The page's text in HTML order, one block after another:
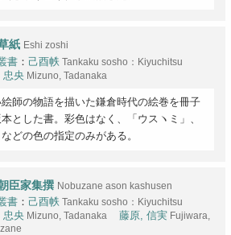
紙 Eshi zoshi
書： 己酉帙 Tankaku sosho：Kiyuchitsu
忠央Mizuno, Tadanaka
師の物語を描いた鎌倉時代の絵巻を冊子
とした書。彩色はなく、「ウスヽミ」、
などの色の指定のみがある。
臣家集撰 Nobuzane ason kashusen
書： 己酉帙 Tankaku sosho：Kiyuchitsu
忠央Mizuno, Tadanaka 藤原, 信実Fujiwara,